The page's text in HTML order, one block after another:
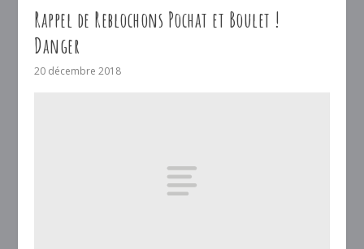
Rappel de Reblochons Pochat et Boulet !
Danger
20 décembre 2018